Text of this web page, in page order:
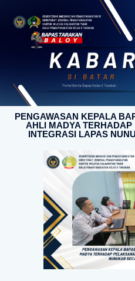
PENGAWASAN KEPALA
AHLI MADYA
INTEGRASI LAPAS